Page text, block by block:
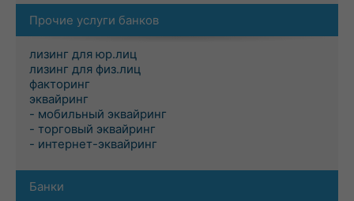
Прочие услуги банков
лизинг для юр.лиц
лизинг для физ.лиц
факторинг
эквайринг
- мобильный эквайринг
- торговый эквайринг
- интернет-эквайринг
Банки